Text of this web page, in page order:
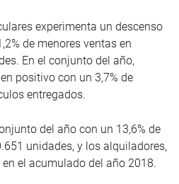
experimenta un descenso
de menores ventas en
En el conjunto del año,
positivo con un 3,7% de
entregados.
del año con un 13,6% de
unidades, y los alquiladores,
el acumulado del año 2018.